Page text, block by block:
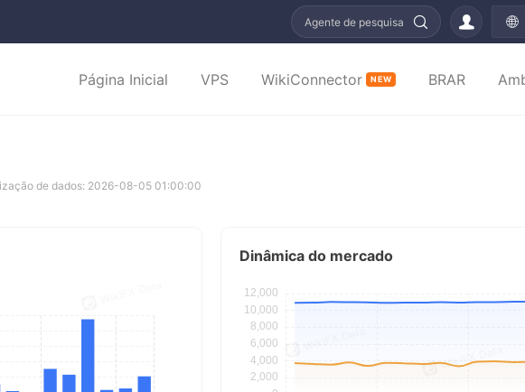
Agente de pesquisa
Página Inicial VPS WikiConnector NEW BRAR
de dados: 2026-08-05 01:00:00
Dinâmica do mercado